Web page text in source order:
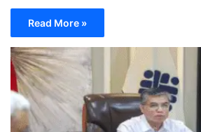
Read More »